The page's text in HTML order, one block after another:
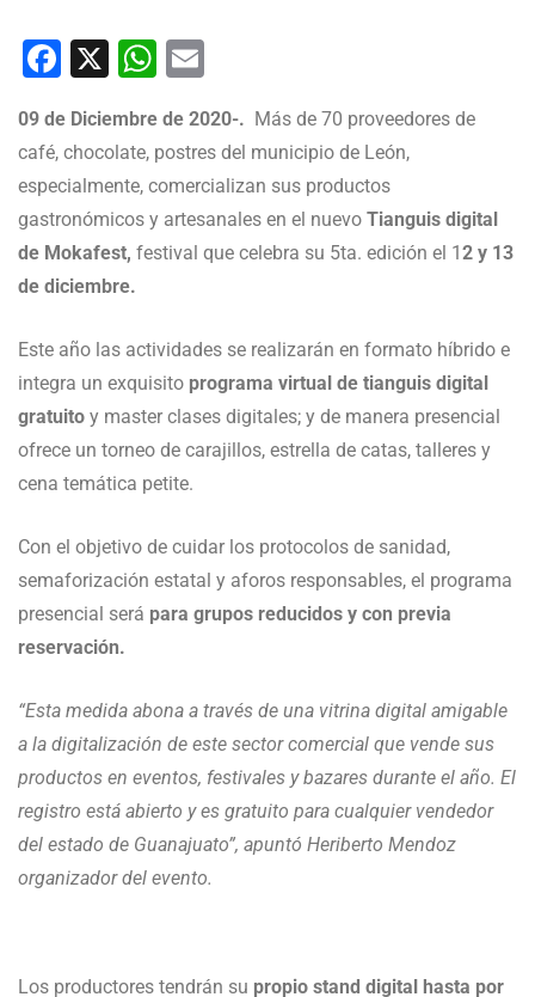
Facebook
X WhatsApp
09 de Diciembre de 2020-. Más de 70 proveedores de
café, chocolate, postres del municipio de León,
especialmente, comercializan sus productos
gastronómicos y artesanales en el nuevo Tianguis digital
de Mokafest, festival que celebra su 5ta. edición el 12 y 13
de diciembre.
Este año las actividades se realizarán en formato híbrido e
integra un exquisito programa virtual de tianguis digital
gratuito y master clases digitales; y de manera presencial
ofrece un torneo de carajillos, estrella de catas, talleres y
cena temática petite.
Con el objetivo de cuidar los protocolos de sanidad,
semaforización estatal y aforos responsables, el programa
presencial será para grupos reducidos y con previa
reservación.
“Esta medida abona a través de una vitrina digital amigable
a la digitalización de este sector comercial que vende sus
productos en eventos, festivales y bazares durante el año. El
registro está abierto y es gratuito para cualquier vendedor
del estado de Guanajuato”, apuntó Heriberto Mendoz
organizador del evento.
Los productores tendrán su propio stand digital hasta por